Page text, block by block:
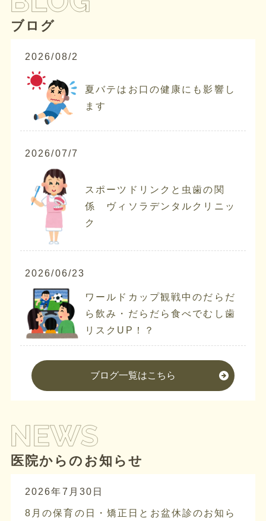
ブログ
2026/08/2
夏バテはお口の健康にも影響し
ます
2026/07/7
スポーツドリンクと虫歯の関
係 ヴィソラデンタルクリニッ
ク
2026/06/23
ワールドカップ観戦中のだらだ
ら飲み・だらだら食べでむし歯
リスクUP！？
ブログ一覧はこちら
医院からのお知らせ
2026年7月30日
8月の保育の日・矯正日とお盆休診のお知ら